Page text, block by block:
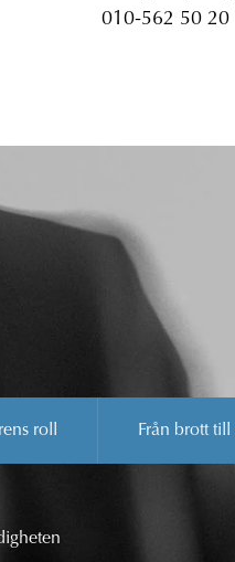
010-562 50 20
roll Från brott till